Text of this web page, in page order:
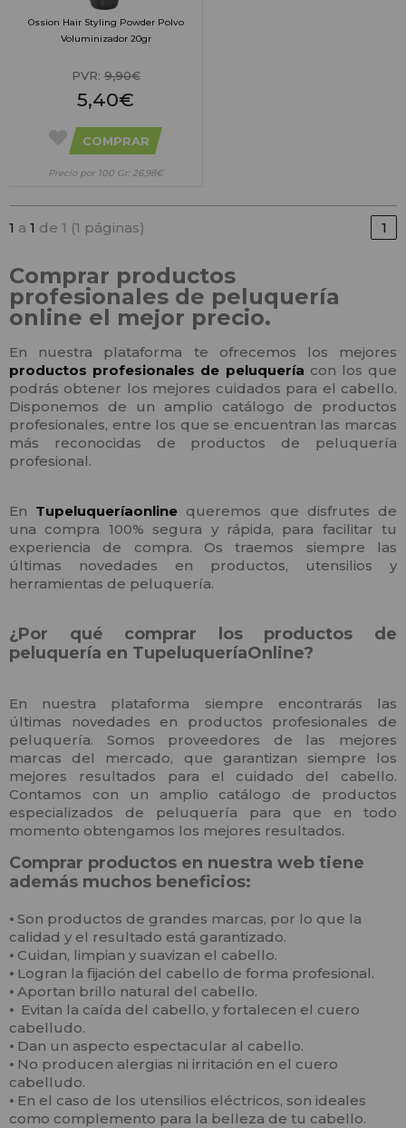
Ossion Hair Styling Powder Polvo
Voluminizador 20gr
PVR:9,90€
5,40€
COMPRAR
Precio por 100 Gr: 26,98€
1 a 1 de 1 (1 páginas) 1
Comprar productos
profesionales de peluquería
online el mejor precio.
En nuestra plataforma te ofrecemos los mejores
productos profesionales de peluquería con los que
podrás obtener los mejores cuidados para el cabello.
Disponemos de un amplio catálogo de productos
profesionales, entre los que se encuentran las marcas
más reconocidas de productos de peluquería
profesional.
En Tupeluqueríaonline queremos que disfrutes de
una compra 100% segura y rápida, para facilitar tu
experiencia de compra. Os traemos siempre las
últimas novedades en productos, utensilios y
herramientas de peluquería.
¿Por qué comprar los productos de
peluquería en TupeluqueríaOnline?
En nuestra plataforma siempre encontrarás las
últimas novedades en productos profesionales de
peluquería. Somos proveedores de las mejores
marcas del mercado, que garantizan siempre los
mejores resultados para el cuidado del cabello.
Contamos con un amplio catálogo de productos
especializados de peluquería para que en todo
momento obtengamos los mejores resultados.
Comprar productos en nuestra web tiene
además muchos beneficios:
⦁ Son productos de grandes marcas, por lo que la
calidad y el resultado está garantizado.
⦁ Cuidan, limpian y suavizan el cabello.
⦁ Logran la fijación del cabello de forma profesional.
⦁ Aportan brillo natural del cabello.
⦁ Evitan la caída del cabello, y fortalecen el cuero
cabelludo.
⦁ Dan un aspecto espectacular al cabello.
⦁ No producen alergias ni irritación en el cuero
cabelludo.
⦁ En el caso de los utensilios eléctricos, son ideales
como complemento para la belleza de tu cabello.